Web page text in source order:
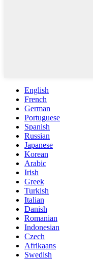
English
French
German
Portuguese
Spanish
Russian
Japanese
Korean
Arabic
Irish
Greek
Turkish
Italian
Danish
Romanian
Indonesian
Czech
Afrikaans
Swedish